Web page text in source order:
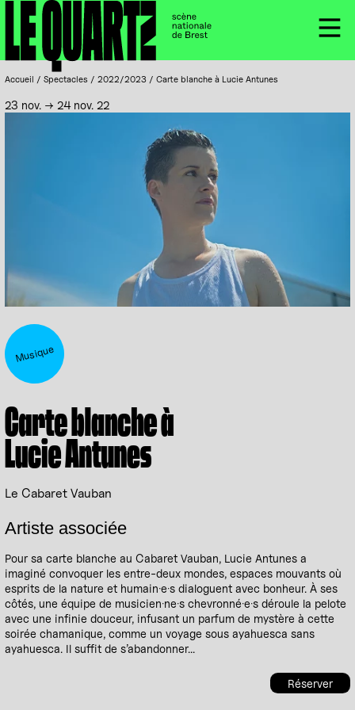
Panneau de gestion des cookies
Accueil
Menu
Accueil / Spectacles / 2022/2023 / Carte blanche à Lucie Antunes
23 nov. → 24 nov. 22
Musique
Carte blanche à
Lucie Antunes
Le Cabaret Vauban
Artiste associée
Pour sa carte blanche au Cabaret Vauban, Lucie Antunes a
imaginé convoquer les entre-deux mondes, espaces mouvants où
esprits de la nature et humain·e·s dialoguent avec bonheur. À ses
côtés, une équipe de musicien·ne·s chevronné·e·s déroule la pelote
avec une infinie douceur, infusant un parfum de mystère à cette
soirée chamanique, comme un voyage sous ayahuesca sans
ayahuesca. Il suffit de s’abandonner...
Réserver